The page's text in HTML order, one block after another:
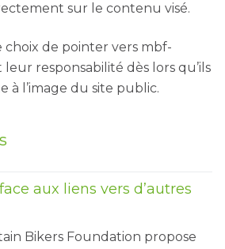
sur le contenu visé.
choix de pointer vers mbf-
responsabilité dès lors qu’ils
à l’image du site public.
aux liens vers d’autres
Bikers Foundation propose